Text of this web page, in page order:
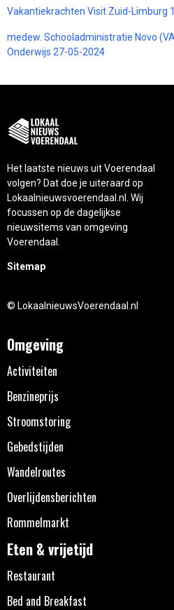
Vakantiekrachten Visit Zuid-Limburg
medew. Schooladministratie Novo
Onderwijs 27-05-2024
Het laatste nieuws uit Voerendaal
volgen? Dat doe je uiteraard op
Lokaalnieuwsvoerendaal.nl. Wij
focussen op de dagelijkse
nieuwsitems van omgeving
Voerendaal.
Sitemap
© LokaalnieuwsVoerendaal.nl
Omgeving
Activiteiten
Benzineprijs
Stroomstoring
Gebedstijden
Wandelroutes
Overlijdensberichten
Rommelmarkt
Eten & vrijetijd
Restaurant
Bed and Breakfast